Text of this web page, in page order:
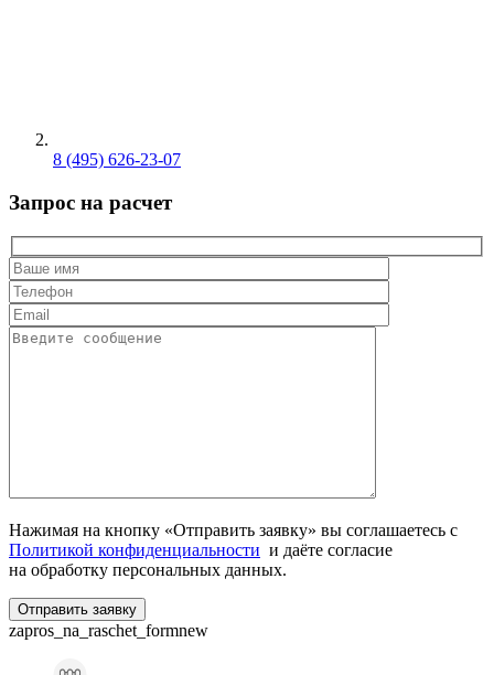
8 (495) 626-23-07
Запрос на расчет
Нажимая на кнопку «Отправить заявку» вы соглашаетесь с
Политикой конфиденциальности и даёте согласие
на обработку персональных данных.
zapros_na_raschet_formnew